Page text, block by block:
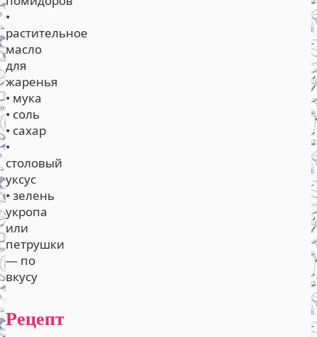
•
растительное
масло
для
жаренья
• мука
• соль
• сахар
•
столовый
уксус
• зелень
укропа
или
петрушки
— по
вкусу
Рецепт